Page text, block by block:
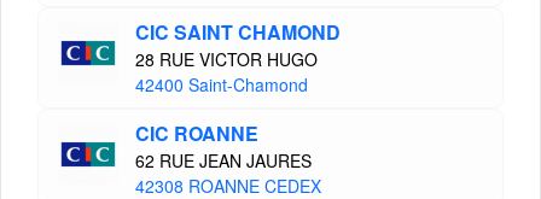
CIC SAINT CHAMOND
28 RUE VICTOR HUGO
42400 Saint-Chamond
CIC ROANNE
62 RUE JEAN JAURES
42308 ROANNE CEDEX